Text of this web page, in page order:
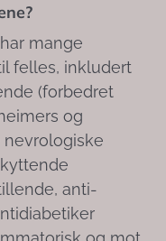
mange
felles, inkludert
(forbedret
og
nevrologiske
anti-